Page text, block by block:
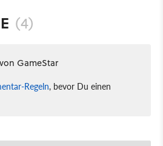
(4)
GameStar
Regeln, bevor Du einen